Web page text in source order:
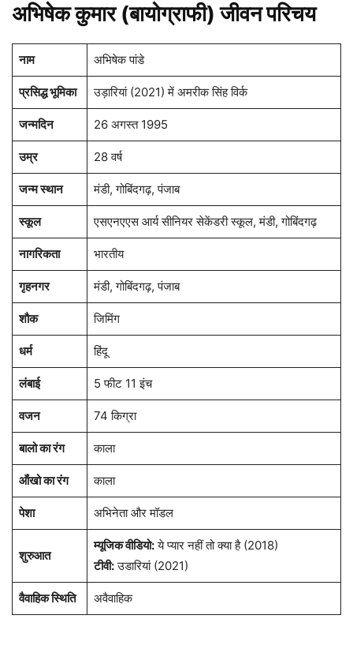
अभिषेक कुमार (बायोग्राफी) जीवन परिचय
नाम अभिषेक पांडे
प्रसिद्ध भूमिका उड़ारियां (2021) में अमरीक सिंह विर्क
जन्मदिन 26 अगस्त 1995
उम्र 28 वर्ष
जन्म स्थान मंडी, गोबिंदगढ़, पंजाब
स्कूल एसएनएएस आर्य सीनियर सेकेंडरी स्कूल, मंडी, गोबिंदगढ़
नागरिकता भारतीय
गृहनगर मंडी, गोबिंदगढ़, पंजाब
शौक जिमिंग
धर्म हिंदू
लंबाई 5 फीट 11 इंच
वजन 74 किग्रा
बालो का रंग काला
ऑंखो का रंग काला
पेशा अभिनेता और मॉडल
शुरुआत
म्यूजिक वीडियो:ये प्यार नहीं तो क्या है (2018)
टीवी:उडारियां (2021)
वैवाहिक स्थिति अवैवाहिक